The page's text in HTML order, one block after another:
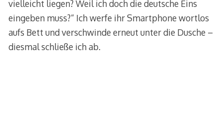
vielleicht liegen? Weil ich doch die deutsche Eins
eingeben muss?“ Ich werfe ihr Smartphone wortlos
aufs Bett und verschwinde erneut unter die Dusche –
diesmal schließe ich ab.